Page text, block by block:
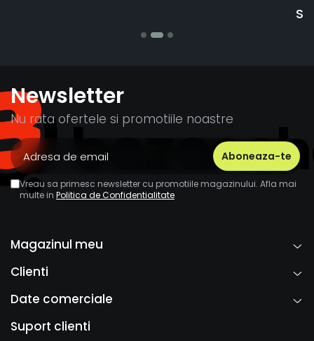
Newsletter
Nu rata ofertele si promotiile noastre
Vreau sa primesc newsletter cu promotiile magazinului. Afla mai
multe in Politica de Confidentialitate
Magazinul meu
Clienti
Date comerciale
Suport clienti